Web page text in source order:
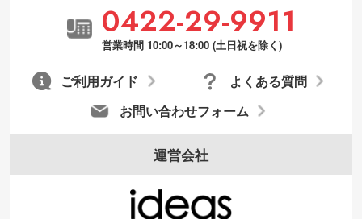
0422-29-9911
営業時間 10:00～18:00 (土日祝を除く)
お問い合わせフォーム
よくある質問
ご利用ガイド
運営会社